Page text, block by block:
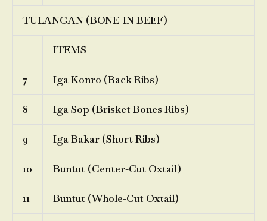
TULANGAN (BONE-IN BEEF)
ITEMS
7 Iga Konro (Back Ribs)
8 Iga Sop (Brisket Bones Ribs)
9 Iga Bakar (Short Ribs)
10 Buntut (Center-Cut Oxtail)
11 Buntut (Whole-Cut Oxtail)